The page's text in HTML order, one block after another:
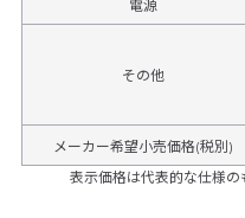
電源
その他
メーカー希望小売価格(税別)
表示価格は代表的な仕様の